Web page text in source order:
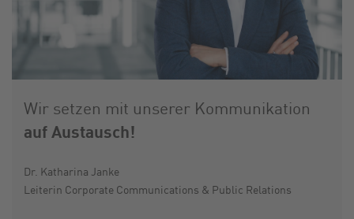
Wir setzen mit unserer Kommunikation
auf Austausch!
Dr. Katharina Janke
Leiterin Corporate Communications & Public Relations